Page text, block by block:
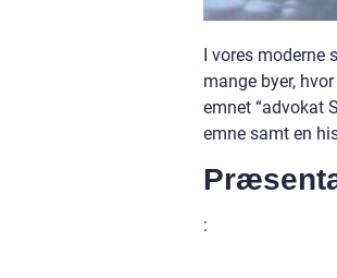
I vores
mange byer,
emnet “advokat
emne samt en
: